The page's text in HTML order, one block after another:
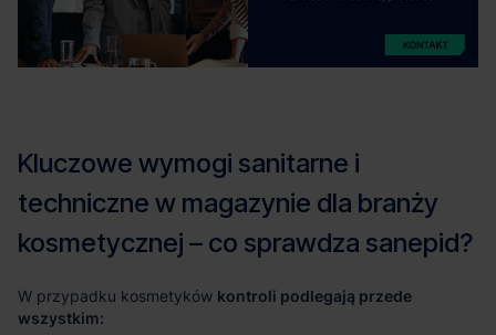
kontroli podlegają przede
wszystkim: